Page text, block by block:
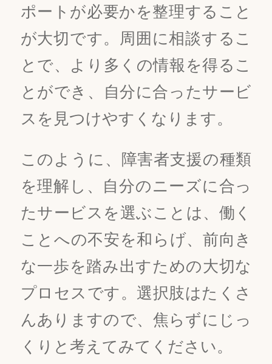
ポートが必要かを整理すること
が大切です。周囲に相談するこ
とで、より多くの情報を得るこ
とができ、自分に合ったサービ
スを見つけやすくなります。
このように、障害者支援の種類
を理解し、自分のニーズに合っ
たサービスを選ぶことは、働く
ことへの不安を和らげ、前向き
な一歩を踏み出すための大切な
プロセスです。選択肢はたくさ
んありますので、焦らずにじっ
くりと考えてみてください。